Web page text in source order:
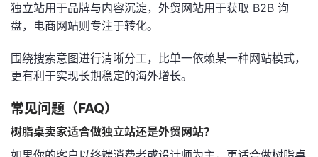
独立站用于品牌与内容沉淀，外贸网站用于获取 B2B 询
盘，电商网站则专注于转化。
围绕搜索意图进行清晰分工，比单一依赖某一种网站模式，
更有利于实现长期稳定的海外增长。
常见问题（FAQ）
树脂桌卖家适合做独立站还是外贸网站？